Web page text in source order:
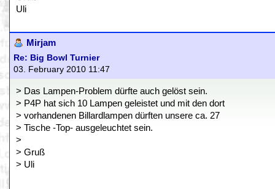
Uli
Mirjam
Re: Big Bowl Turnier
03. February 2010 11:47
> Das Lampen-Problem dürfte auch gelöst sein.
> P4P hat sich 10 Lampen geleistet und mit den dort
> vorhandenen Billardlampen dürften unsere ca. 27
> Tische -Top- ausgeleuchtet sein.
>
> Gruß
> Uli